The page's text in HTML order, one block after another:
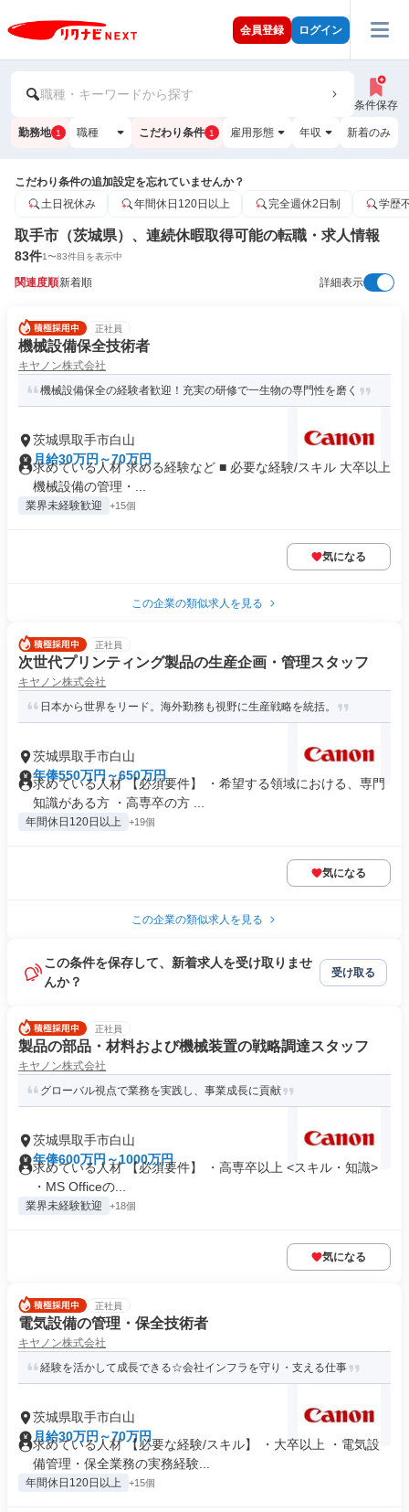
会員登録 ログイン
職種・キーワードから探す
条件保存
勤務地 1 職種 こだわり条件 1 雇用形態 年収 新着のみ
こだわり条件の追加設定を忘れていませんか？
土日祝休み
年間休日120日以上 完全週休2日制 学歴
取手市（茨城県）、連続休暇取得可能の転職・求人情報
83件1〜83件目を表示中
関連度順新着順 詳細表示
正社員
機械設備保全技術者
キヤノン株式会社
機械設備保全の経験者歓迎！充実の研修で一生物の専門性を磨く
茨城県取手市白山
月給30万円～70万円
求めている人材 求める経験など ■ 必要な経験/スキル 大卒以上
機械設備の管理・...
業界未経験歓迎 +15個
気になる
この企業の類似求人を見る
正社員
次世代プリンティング製品の生産企画・管理スタッフ
キヤノン株式会社
日本から世界をリード。海外勤務も視野に生産戦略を統括。
茨城県取手市白山
年俸550万円～650万円
求めている人材 【必須要件】 ・希望する領域における、専門
知識がある方 ・高専卒の方 ...
年間休日120日以上 +19個
気になる
この企業の類似求人を見る
この条件を保存して、新着求人を受け取りませ
んか？
受け取る
正社員
製品の部品・材料および機械装置の戦略調達スタッフ
キヤノン株式会社
グローバル視点で業務を実践し、事業成長に貢献
茨城県取手市白山
年俸600万円～1000万円
求めている人材 【必須要件】 ・高専卒以上 <スキル・知識>
・MS Officeの...
業界未経験歓迎 +18個
気になる
正社員
電気設備の管理・保全技術者
キヤノン株式会社
経験を活かして成長できる☆会社インフラを守り・支える仕事
茨城県取手市白山
月給30万円～70万円
求めている人材 【必要な経験/スキル】 ・大卒以上 ・電気設
備管理・保全業務の実務経験...
年間休日120日以上 +15個